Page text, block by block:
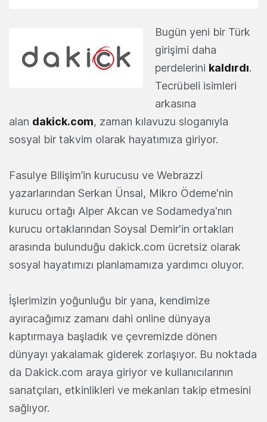
Bugün yeni bir Türk
girişimi daha
perdelerini kaldırdı.
Tecrübeli isimleri
arkasına
alan dakick.com, zaman kılavuzu sloganıyla
sosyal bir takvim olarak hayatımıza giriyor.
Fasulye Bilişim’in kurucusu ve Webrazzi
yazarlarından Serkan Ünsal, Mikro Ödeme'nin
kurucu ortağı Alper Akcan ve Sodamedya'nın
kurucu ortaklarından Soysal Demir'in ortakları
arasında bulunduğu dakick.com ücretsiz olarak
sosyal hayatımızı planlamamıza yardımcı oluyor.
İşlerimizin yoğunluğu bir yana, kendimize
ayıracağımız zamanı dahi online dünyaya
kaptırmaya başladık ve çevremizde dönen
dünyayı yakalamak giderek zorlaşıyor. Bu noktada
da Dakick.com araya giriyor ve kullanıcılarının
sanatçıları, etkinlikleri ve mekanları takip etmesini
sağlıyor.